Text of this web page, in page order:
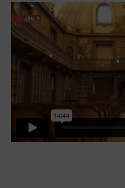
Lorem ipsum dolor sit amet,